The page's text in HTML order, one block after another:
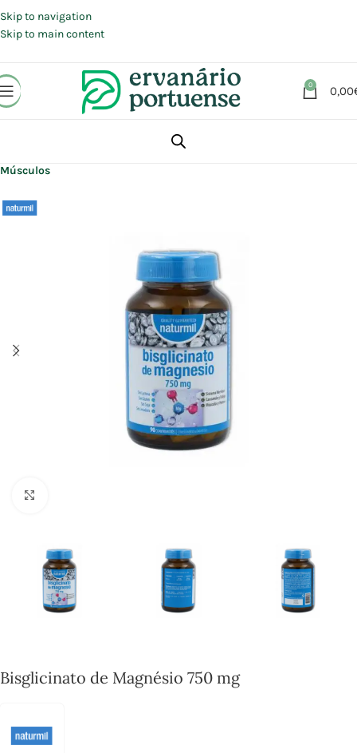
Skip to navigation
Skip to main content
0 0,00
Suplementos alimentares
Músculos
Bisglicinato de Magnésio 750 mg